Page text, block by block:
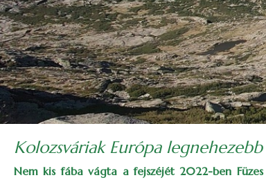
Kolozsváriak Európa
Nem kis fába vágta a fejszéjét 2022-ben